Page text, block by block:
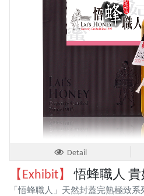
Detail
【Exhibit】 悟蜂職人 貴
「悟蜂職人」天然封蓋完熟極致系